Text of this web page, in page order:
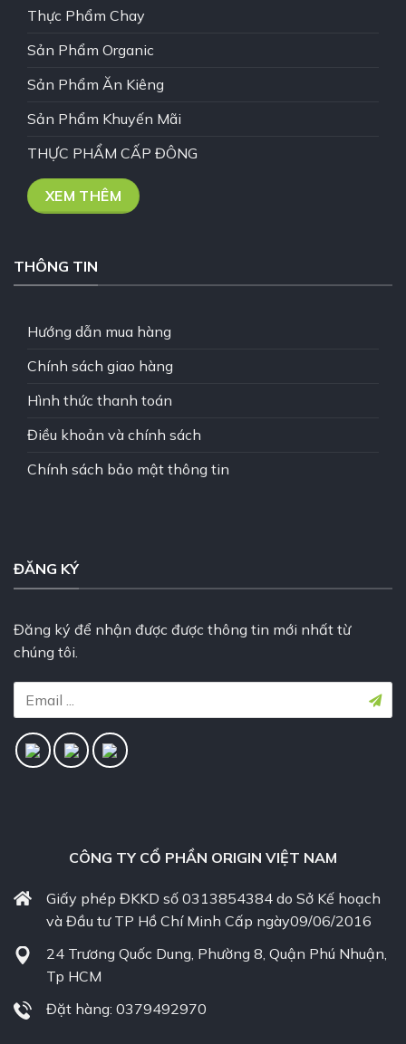
Thực Phẩm Chay
Sản Phẩm Organic
Sản Phẩm Ăn Kiêng
Sản Phẩm Khuyến Mãi
THỰC PHẨM CẤP ĐÔNG
XEM THÊM
THÔNG TIN
Hướng dẫn mua hàng
Chính sách giao hàng
Hình thức thanh toán
Điều khoản và chính sách
Chính sách bảo mật thông tin
ĐĂNG KÝ
Đăng ký để nhận được được thông tin mới nhất từ
chúng tôi.
CÔNG TY CỔ PHẦN ORIGIN VIỆT NAM
Giấy phép ĐKKD số 0313854384 do Sở Kế hoạch
và Đầu tư TP Hồ Chí Minh Cấp ngày09/06/2016
24 Trương Quốc Dung, Phường 8, Quận Phú Nhuận,
Tp HCM
Đặt hàng: 0379492970